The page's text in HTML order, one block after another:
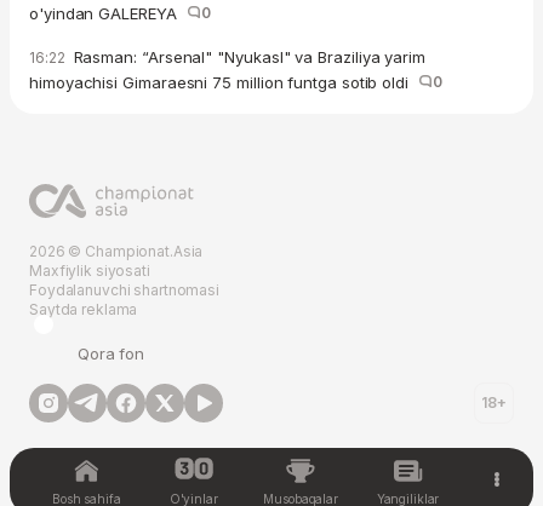
o'yindan GALEREYA
0
16:22 Rasman: “Arsenal" "Nyukasl" va Braziliya yarim
himoyachisi Gimaraesni 75 million funtga sotib oldi
0
2026 © Championat.Asia
Maxfiylik siyosati
Foydalanuvchi shartnomasi
Saytda reklama
Qora fon
18+
Bosh sahifa O'yinlar Musobaqalar Yangiliklar